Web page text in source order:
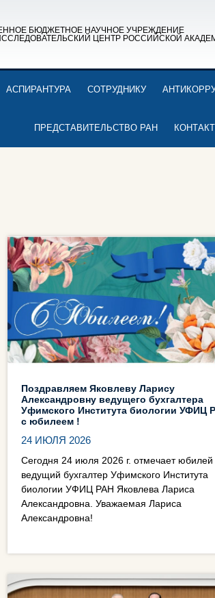
БЮДЖЕТНОЕ НАУЧНОЕ УЧРЕЖДЕНИЕ
ЦЕНТР РОССИЙСКОЙ
АСПИРАНТУРА СОТРУДНИКУ
ПРЕДСТАВИТЕЛЬСТВО РАН
Поздравляем Яковлеву Ларису
Александровну ведущего бухгалтера
Уфимского Института биологии УФИЦ
с юбилеем !
24 ИЮЛЯ 2026
Сегодня 24 июля 2026 г. отмечает юбилей
ведущий бухгалтер Уфимского Института
биологии УФИЦ РАН Яковлева Лариса
Александровна. Уважаемая Лариса
Александровна!